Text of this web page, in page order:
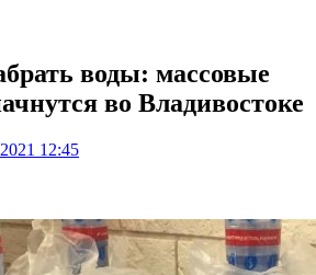
воды: массовые
во Владивостоке
12:45